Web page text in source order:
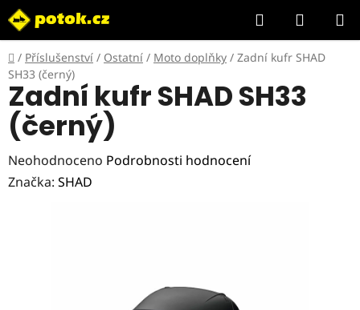
Přejít
na
obsah
Hledat
KOŠÍK
Domů
/ Příslušenství / Ostatní / Moto doplňky / Zadní kufr SHAD
SH33 (černý)
Zadní kufr SHAD SH33
(černý)
Průměrné
hodnocení
Neohodnoceno Podrobnosti hodnocení
Značka: SHAD